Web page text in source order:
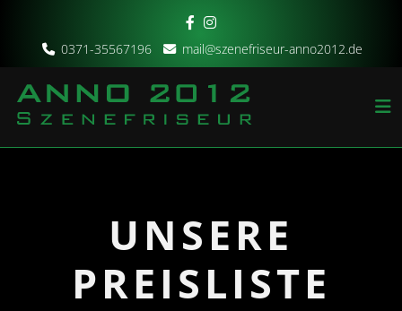
0371-35567196 mail@szenefriseur-anno2012.de
UNSERE
PREISLISTE